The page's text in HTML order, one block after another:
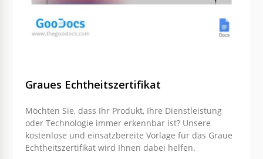
Graues Echtheitszertifikat
Möchten Sie, dass Ihr Produkt, Ihre Dienstleistung
oder Technologie immer erkennbar ist? Unsere
kostenlose und einsatzbereite Vorlage für das Graue
Echtheitszertifikat wird Ihnen dabei helfen.